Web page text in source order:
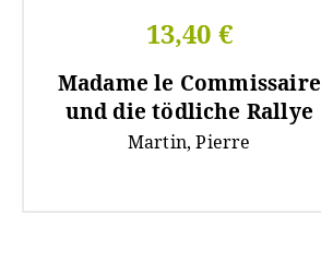
13,40 €
Madame le Commissaire
und die tödliche Rallye
Martin, Pierre